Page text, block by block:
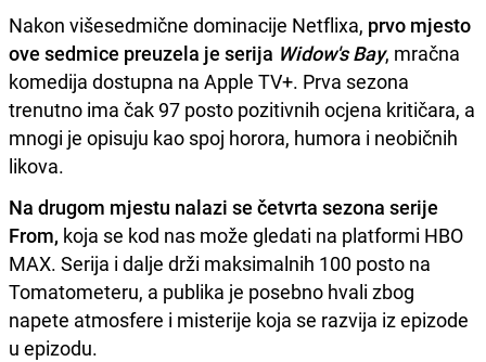
Nakon višesedmične dominacije Netflixa, prvo mjesto
ove sedmice preuzela je serija Widow's Bay, mračna
komedija dostupna na Apple TV+. Prva sezona
trenutno ima čak 97 posto pozitivnih ocjena kritičara, a
mnogi je opisuju kao spoj horora, humora i neobičnih
likova.
Na drugom mjestu nalazi se četvrta sezona serije
From, koja se kod nas može gledati na platformi HBO
MAX. Serija i dalje drži maksimalnih 100 posto na
Tomatometeru, a publika je posebno hvali zbog
napete atmosfere i misterije koja se razvija iz epizode
u epizodu.